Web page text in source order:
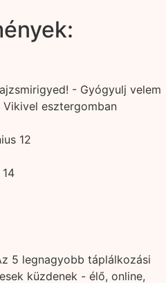
- Gyógyulj velem
esztergomban
12
5 legnagyobb táplálkozási
küzdenek - élő, online,